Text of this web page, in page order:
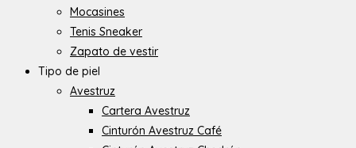
Mocasines
Tenis Sneaker
Zapato de vestir
Tipo de piel
Avestruz
Cartera Avestruz
Cinturón Avestruz Café